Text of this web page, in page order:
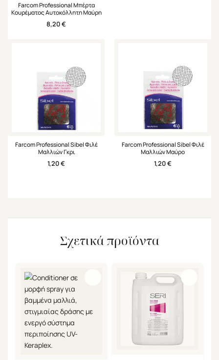
Farcom Professional Μπέρτα
Κουρέματος Αυτοκόλλητη Μαύρη
8,20€
Farcom Professional Sibel Φιλέ
Μαλλιών Γκρι
1,20€
Farcom Professional Sibel Φιλέ
Μαλλιών Μαύρο
1,20€
Σχετικά προϊόντα